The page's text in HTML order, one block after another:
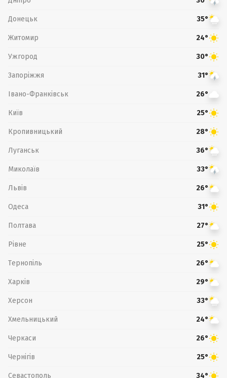
Донецьк 35°
Житомир 24°
Ужгород 30°
Запоріжжя 31°
Івано-Франківськ 26°
Київ 25°
Кропивницький 28°
Луганськ 36°
Миколаїв 33°
Львів 26°
Одеса 31°
Полтава 27°
Рівне 25°
Тернопіль 26°
Харків 29°
Херсон 33°
Хмельницький 24°
Черкаси 26°
Чернігів 25°
Севастополь 34°